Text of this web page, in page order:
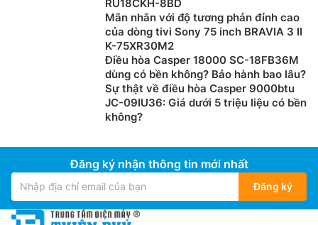
họp… Giá bán điều hòa Gree 18000btu giao động từ 8
triệu đến 10 triệu đồng.
Điều hòa Gree 24000Btu:Điều hòa Gree 24000btu
phù hợp với những không gian có diện tích từ 30 đến
40m2 như nhà hàng, siêu thị nhỏ hay phòng họp… Giá
bán điều hòa Gree 24000btu giao động từ 12 triệu
đến 14 triệu đồng.
Ngoài ra, các bạn có thể lựa chọn điều hòa Gree
theo loại điều hòa như
Điều hòa Gree 1 chiều :Loại máy điều hòa Gree 1 chiều
thì chỉ có tính năng làm lạnh, phù hợp sử dụng ở
RU18CKH-8BD
Mãn nhãn với độ tương phản đỉnh cao
của dòng tivi Sony 75 inch BRAVIA 3 II
K-75XR30M2
Điều hòa Casper 18000 SC-18FB36M
dùng có bền không? Bảo hành bao lâu?
Sự thật về điều hòa Casper 9000btu
JC-09IU36: Giá dưới 5 triệu liệu có bền
không?
Đăng ký nhận thông tin mới nhất
Đăng ký